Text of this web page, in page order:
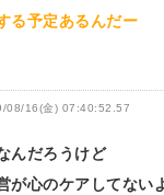
る予定あるんだー
08/16(金) 07:40:52.57
んだろうけど
が心のケアしてない